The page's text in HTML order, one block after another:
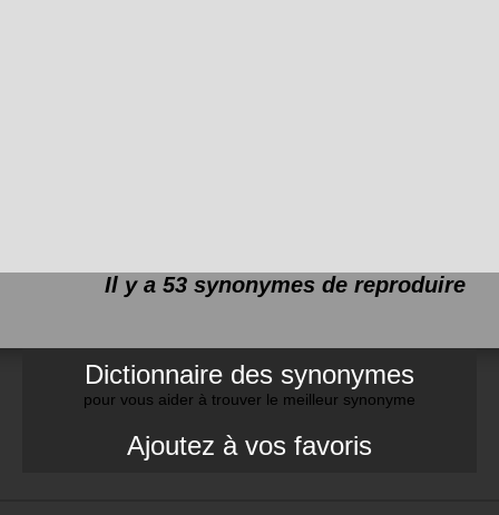
Il y a 53 synonymes de reproduire
Dictionnaire des synonymes
pour vous aider à trouver le meilleur synonyme
Ajoutez à vos favoris